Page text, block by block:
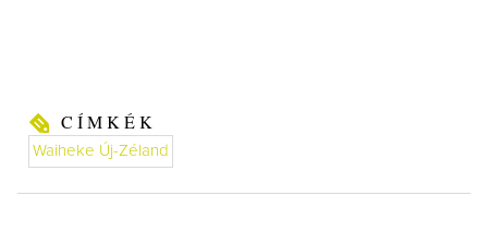
CÍMKÉK
Waiheke Új-Zéland